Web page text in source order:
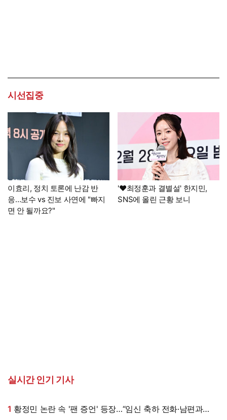
시선집중
이효리, 정치 토론에 난감 반
응…보수 vs 진보 사연에 "빠지
면 안 될까요?"
'♥최정훈과 결별설' 한지민,
SNS에 올린 근황 보니
실시간 인기 기사
1